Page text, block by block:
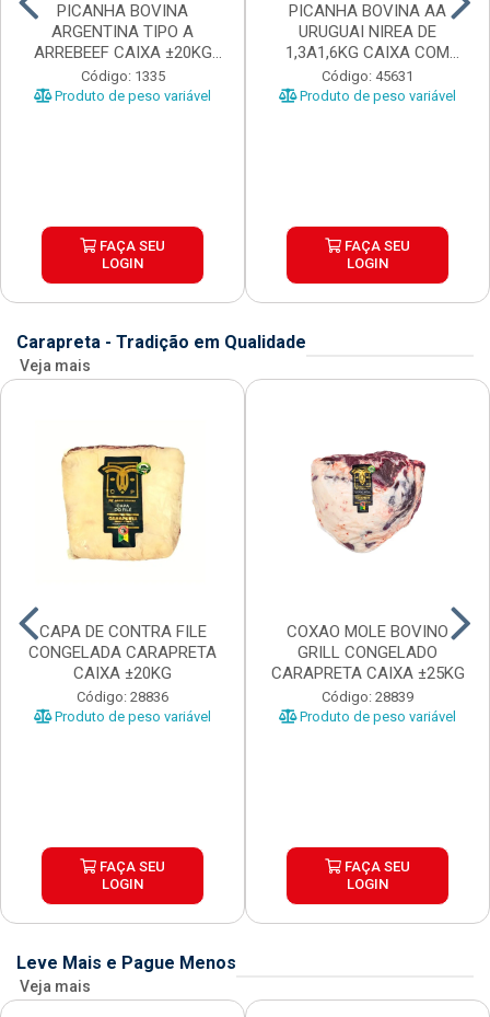
PICANHA BOVINA
ARGENTINA TIPO A
ARREBEEF CAIXA ±20KG
PEÇAS 1...
Código: 1335
Produto de peso variável
FAÇA SEU
LOGIN
PICANHA BOVINA AA
URUGUAI NIREA DE
1,3A1,6KG CAIXA COM
±15KG
Código: 45631
Produto de peso variável
FAÇA SEU
LOGIN
Carapreta - Tradição em Qualidade
Veja mais
CAPA DE CONTRA FILE
CONGELADA CARAPRETA
CAIXA ±20KG
Código: 28836
Produto de peso variável
FAÇA SEU
LOGIN
COXAO MOLE BOVINO
GRILL CONGELADO
CARAPRETA CAIXA ±25KG
Código: 28839
Produto de peso variável
FAÇA SEU
LOGIN
Leve Mais e Pague Menos
Veja mais